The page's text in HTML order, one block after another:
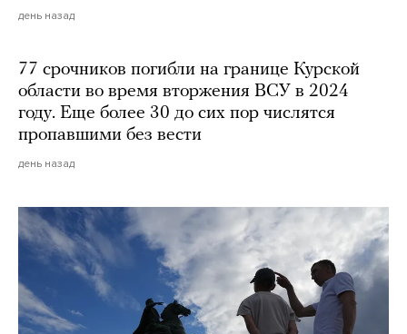
день назад
77 срочников погибли на границе Курской
области во время вторжения ВСУ в 2024
году. Еще более 30 до сих пор числятся
пропавшими без вести
день назад